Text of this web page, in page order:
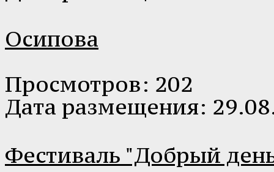
Осипова
Просмотров: 202
Дата размещения:
Фестиваль "Добрый